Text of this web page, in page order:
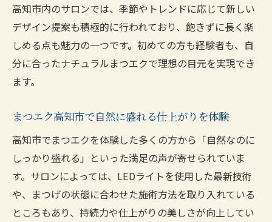
高知市内のサロンでは、季節やトレンドに応じて新しい
デザイン提案も積極的に行われており、飽きずに長く楽
しめる点も魅力の一つです。初めての方も経験者も、自
分に合ったナチュラルまつエクで理想の目元を実現でき
ます。
まつエク高知市で自然に盛れる仕上がりを体験
高知市でまつエクを体験した多くの方から「自然なのに
しっかり盛れる」といった満足の声が寄せられていま
す。サロンによっては、LEDライトを使用した最新技術
や、まつげの状態に合わせた施術方法を取り入れている
ところもあり、持続力や仕上がりの美しさが向上してい